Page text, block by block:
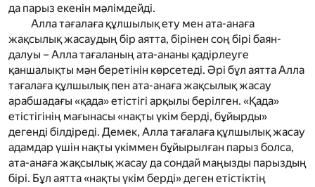
да парыз екенін мәлімдейді.
Алла тағалаға құлшылық ету мен ата-анаға
жақсылық жасаудың бір аятта, бірінен соң бірі баян-
далуы –Алла тағаланың ата-ананы қадірлеуге
қаншалықты мән беретінін көрсетеді. Әрі бұл аятта Алла
тағалаға құлшылық пен ата-анаға жақсылық жасау
арабшадағы «қада» етістігі арқылы берілген. «Қада»
етістігінің мағынасы «нақты үкім берді, бұйырды»
дегенді білдіреді. Демек, Алла тағалаға құлшылық жасау
адамдар үшін нақты үкіммен бұйырылған парыз болса,
ата-анаға жақсылық жасау да сондай маңызды парыздың
бірі. Бұл аятта «нақты үкім берді» деген етістіктің